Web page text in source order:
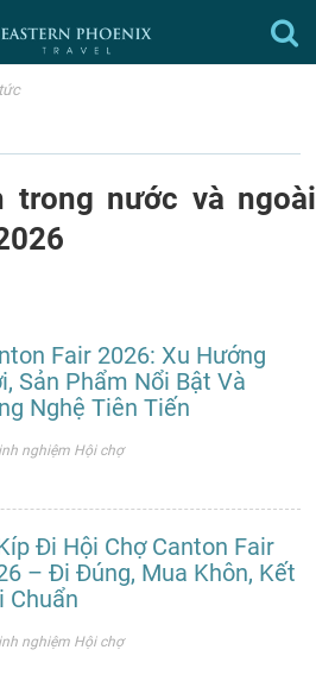
trong nước và ngoài
Fair 2026: Xu Hướng
Sản Phẩm Nổi Bật Và
Nghệ Tiên Tiến
nghiệm Hội chợ
Đi Hội Chợ Canton Fair
– Đi Đúng, Mua Khôn, Kết
Chuẩn
nghiệm Hội chợ